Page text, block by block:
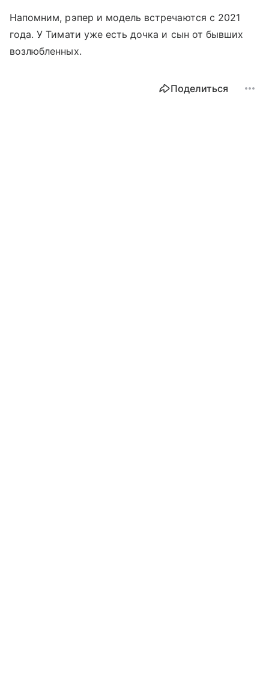
Напомним, рэпер и модель встречаются с 2021
года. У Тимати уже есть дочка и сын от бывших
возлюбленных.
Поделиться